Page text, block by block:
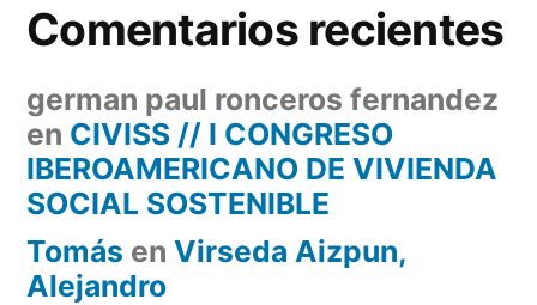
Comentarios recientes
german paul ronceros fernandez
en CIVISS // I CONGRESO
IBEROAMERICANO DE VIVIENDA
SOCIAL SOSTENIBLE
Tomás en Virseda Aizpun,
Alejandro